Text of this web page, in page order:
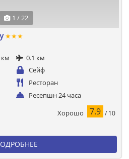
1 / 22
★★★
км
0.1 км
Сейф
Ресторан
Ресепшн 24 часа
Хорошо 7.9 / 10